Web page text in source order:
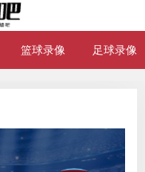
篮球录像 足球录像